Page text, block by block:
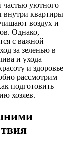
частью уютного
внутри квартиры
воздух и
Однако,
с важной
за зеленью в
и ухода
и здоровье
рассмотрим
подготовить
хозяев.